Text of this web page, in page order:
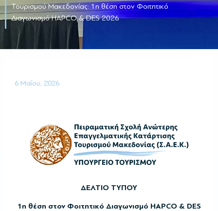
Τουρισμού Μακεδονίας: 1η θέση στον Φοιτητικό
Διαγωνισμό HAPCO & DES 2026
6 Μαΐου, 2026
ΔΕΛΤΙΟ ΤΥΠΟΥ
1η θέση στον Φοιτητικό Διαγωνισμό HAPCO & DES